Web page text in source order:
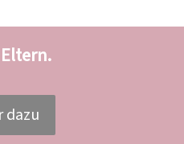
dazu